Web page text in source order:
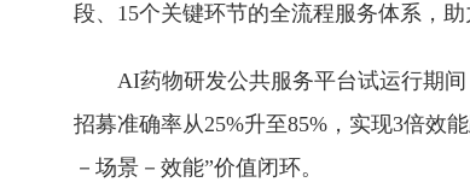
段、15个关键环节的全流程服务体系，
AI药物研发公共服务平台试运行期
招募准确率从25%升至85%，实现3倍效
－场景－效能”价值闭环。